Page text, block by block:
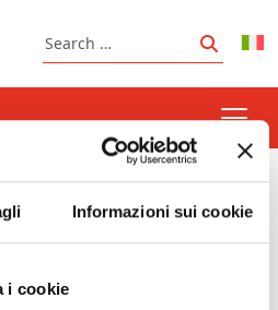
Informazioni sui cookie
i cookie
Search
Search